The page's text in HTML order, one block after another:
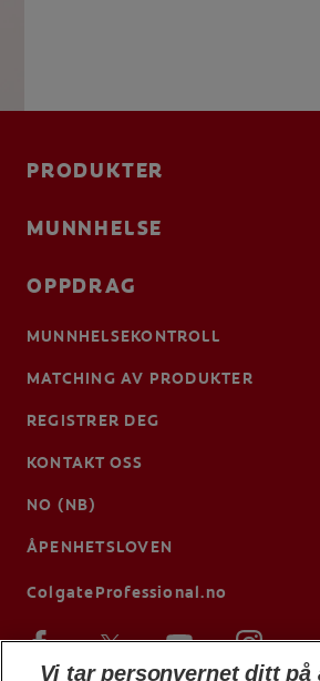
PRODUKTER
MUNNHELSE
OPPDRAG
MUNNHELSEKONTROLL
MATCHING AV PRODUKTER
REGISTRER DEG
KONTAKT OSS
NO (NB)
ÅPENHETSLOVEN
ColgateProfessional.no
Vi tar personvernet ditt på